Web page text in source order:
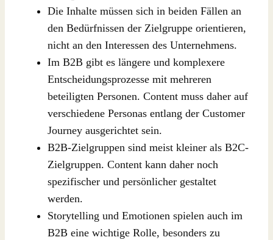
Die Inhalte müssen sich in beiden Fällen an
den Bedürfnissen der Zielgruppe orientieren,
nicht an den Interessen des Unternehmens.
Im B2B gibt es längere und komplexere
Entscheidungsprozesse mit mehreren
beteiligten Personen. Content muss daher auf
verschiedene Personas entlang der Customer
Journey ausgerichtet sein.
B2B-Zielgruppen sind meist kleiner als B2C-
Zielgruppen. Content kann daher noch
spezifischer und persönlicher gestaltet
werden.
Storytelling und Emotionen spielen auch im
B2B eine wichtige Rolle, besonders zu